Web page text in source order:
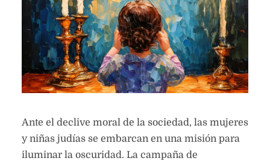
Ante el declive moral de la sociedad, las mujeres
y niñas judías se embarcan en una misión para
iluminar la oscuridad. La campaña de